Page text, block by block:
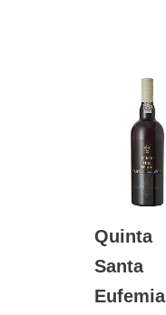
Quinta
Santa
Eufemia